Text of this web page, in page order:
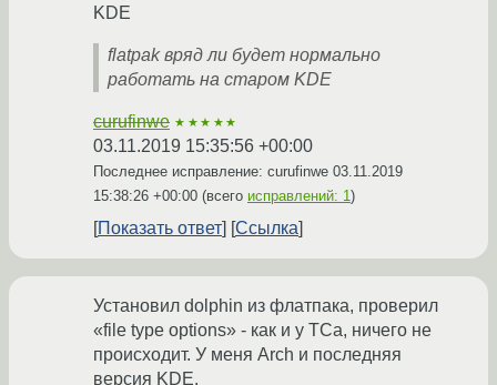
KDE
flatpak вряд ли будет нормально
работать на старом KDE
curufinwe ★★★★★
03.11.2019 15:35:56 +00:00
Последнее исправление: curufinwe 03.11.2019
15:38:26 +00:00 (всего исправлений: 1)
Показать ответ Ссылка
Установил dolphin из флатпака, проверил
«file type options» - как и у ТСа, ничего не
происходит. У меня Arch и последняя
версия KDE.